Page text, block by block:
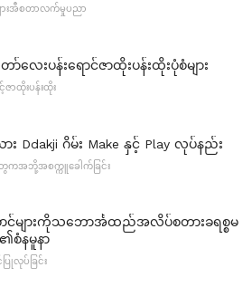
ားအီစတာလက်မှုပညာ
ာ်လေးပန်းရောင်ဇာထိုးပန်းထိုးပုံစံများ
ာထိုးပန်းထိုး
း Ddakji ဂိမ်း Make နှင့် Play လုပ်နည်း
ကအဘို့အစက္ကူခေါက်ခြင်း
ာင်များကိုသဘောင်္အထည်အလိပ်စတားခရစ္စမ
စံနမူနာ
ပြုလုပ်ခြင်း